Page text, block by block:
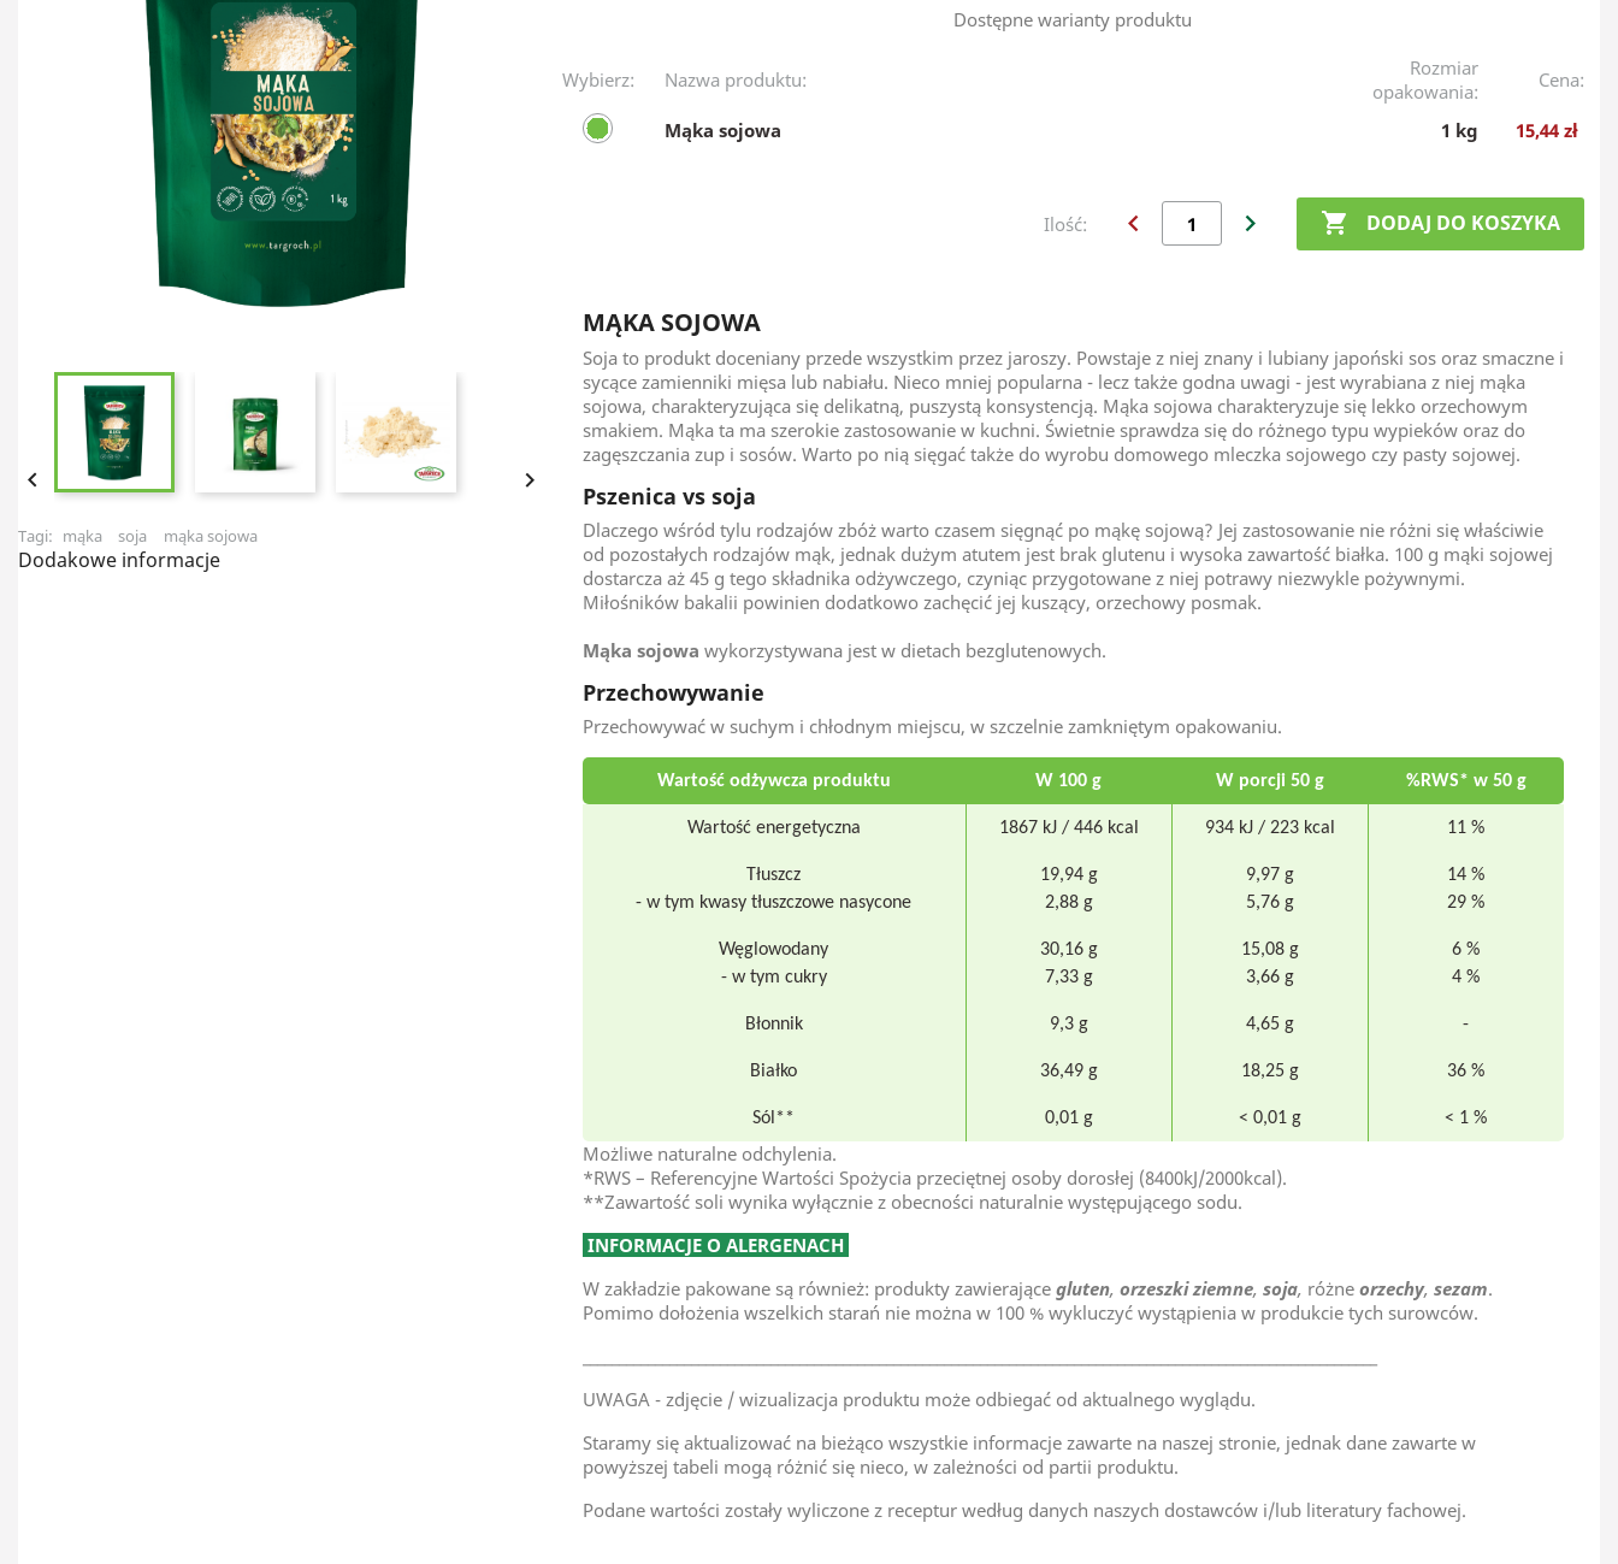
 
Tagi: mąka soja mąka sojowa
Dodakowe informacje
Dostępne warianty produktu
Wybierz: Nazwa produktu:
Rozmiar
opakowania:
Cena:
Mąka sojowa 1 kg 15,44 zł
Ilość: chevron_left chevron_right  DODAJ DO KOSZYKA
MĄKA SOJOWA
Soja to produkt doceniany przede wszystkim przez jaroszy. Powstaje z niej znany i lubiany japoński sos oraz smaczne i
sycące zamienniki mięsa lub nabiału. Nieco mniej popularna - lecz także godna uwagi - jest wyrabiana z niej mąka
sojowa, charakteryzująca się delikatną, puszystą konsystencją. Mąka sojowa charakteryzuje się lekko orzechowym
smakiem. Mąka ta ma szerokie zastosowanie w kuchni. Świetnie sprawdza się do różnego typu wypieków oraz do
zagęszczania zup i sosów. Warto po nią sięgać także do wyrobu domowego mleczka sojowego czy pasty sojowej.
Pszenica vs soja
Dlaczego wśród tylu rodzajów zbóż warto czasem sięgnąć po mąkę sojową? Jej zastosowanie nie różni się właściwie
od pozostałych rodzajów mąk, jednak dużym atutem jest brak glutenu i wysoka zawartość białka. 100 g mąki sojowej
dostarcza aż 45 g tego składnika odżywczego, czyniąc przygotowane z niej potrawy niezwykle pożywnymi.
Miłośników bakalii powinien dodatkowo zachęcić jej kuszący, orzechowy posmak.
Mąka sojowa wykorzystywana jest w dietach bezglutenowych.
Przechowywanie
Przechowywać w suchym i chłodnym miejscu, w szczelnie zamkniętym opakowaniu.
Wartość odżywcza produktu W 100 g W porcji 50 g %RWS* w 50 g
Wartość energetyczna 1867 kJ / 446 kcal 934 kJ / 223 kcal 11 %
Tłuszcz
- w tym kwasy tłuszczowe nasycone
19,94 g
2,88 g
9,97 g
5,76 g
14 %
29 %
Węglowodany
- w tym cukry
30,16 g
7,33 g
15,08 g
3,66 g
6 %
4 %
Błonnik 9,3 g 4,65 g -
Białko 36,49 g 18,25 g 36 %
Sól** 0,01 g < 0,01 g < 1 %
Możliwe naturalne odchylenia.
*RWS – Referencyjne Wartości Spożycia przeciętnej osoby dorosłej (8400kJ/2000kcal).
**Zawartość soli wynika wyłącznie z obecności naturalnie występującego sodu.
INFORMACJE O ALERGENACH
W zakładzie pakowane są również: produkty zawierające gluten, orzeszki ziemne, soja, różne orzechy, sezam.
Pomimo dołożenia wszelkich starań nie można w 100 % wykluczyć wystąpienia w produkcie tych surowców.
UWAGA - zdjęcie / wizualizacja produktu może odbiegać od aktualnego wyglądu.
Staramy się aktualizować na bieżąco wszystkie informacje zawarte na naszej stronie, jednak dane zawarte w
powyższej tabeli mogą różnić się nieco, w zależności od partii produktu.
Podane wartości zostały wyliczone z receptur według danych naszych dostawców i/lub literatury fachowej.